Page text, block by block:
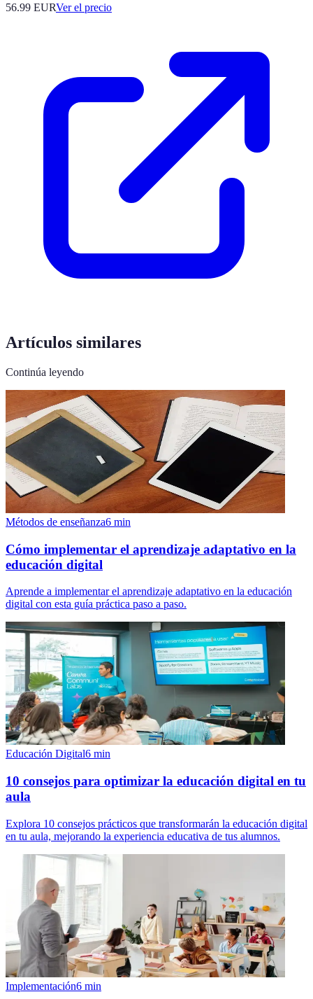
56.99 EURVer el precio
Artículos similares
Continúa leyendo
Métodos de enseñanza6 min
Cómo implementar el aprendizaje adaptativo en la
educación digital
Aprende a implementar el aprendizaje adaptativo en la educación
digital con esta guía práctica paso a paso.
Educación Digital6 min
10 consejos para optimizar la educación digital en tu
aula
Explora 10 consejos prácticos que transformarán la educación digital
en tu aula, mejorando la experiencia educativa de tus alumnos.
Implementación6 min